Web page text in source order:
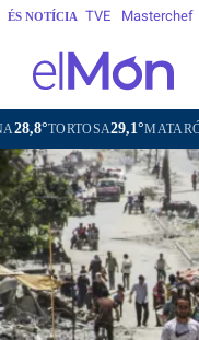
ÉS NOTÍCIA TVE Masterchef
29,1°MATARÓ28,5°VIC